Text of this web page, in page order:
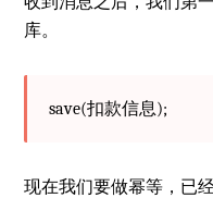
库。
save(扣款信息);
现在我们要做幂等，已